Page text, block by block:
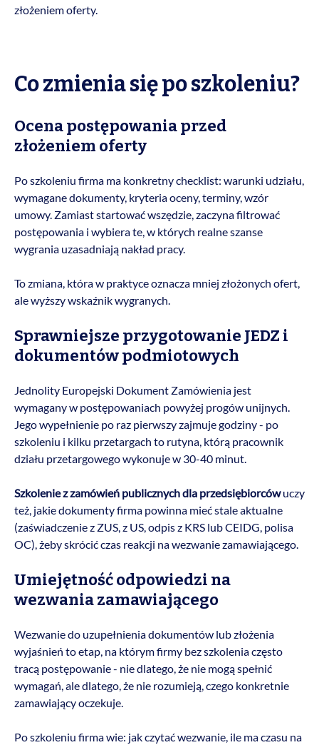
złożeniem oferty.
Co zmienia się po szkoleniu?
Ocena postępowania przed
złożeniem oferty
Po szkoleniu firma ma konkretny checklist: warunki udziału,
wymagane dokumenty, kryteria oceny, terminy, wzór
umowy. Zamiast startować wszędzie, zaczyna filtrować
postępowania i wybiera te, w których realne szanse
wygrania uzasadniają nakład pracy.
To zmiana, która w praktyce oznacza mniej złożonych ofert,
ale wyższy wskaźnik wygranych.
Sprawniejsze przygotowanie JEDZ i
dokumentów podmiotowych
Jednolity Europejski Dokument Zamówienia jest
wymagany w postępowaniach powyżej progów unijnych.
Jego wypełnienie po raz pierwszy zajmuje godziny - po
szkoleniu i kilku przetargach to rutyna, którą pracownik
działu przetargowego wykonuje w 30-40 minut.
Szkolenie z zamówień publicznych dla przedsiębiorcówuczy
też, jakie dokumenty firma powinna mieć stale aktualne
(zaświadczenie z ZUS, z US, odpis z KRS lub CEIDG, polisa
OC), żeby skrócić czas reakcji na wezwanie zamawiającego.
Umiejętność odpowiedzi na
wezwania zamawiającego
Wezwanie do uzupełnienia dokumentów lub złożenia
wyjaśnień to etap, na którym firmy bez szkolenia często
tracą postępowanie - nie dlatego, że nie mogą spełnić
wymagań, ale dlatego, że nie rozumieją, czego konkretnie
zamawiający oczekuje.
Po szkoleniu firma wie: jak czytać wezwanie, ile ma czasu na